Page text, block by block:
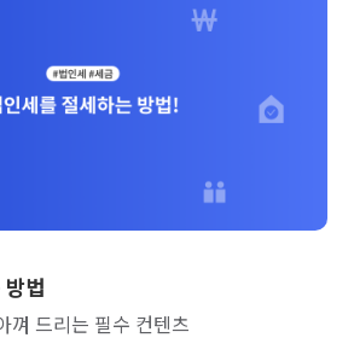
법
껴 드리는 필수 컨텐츠